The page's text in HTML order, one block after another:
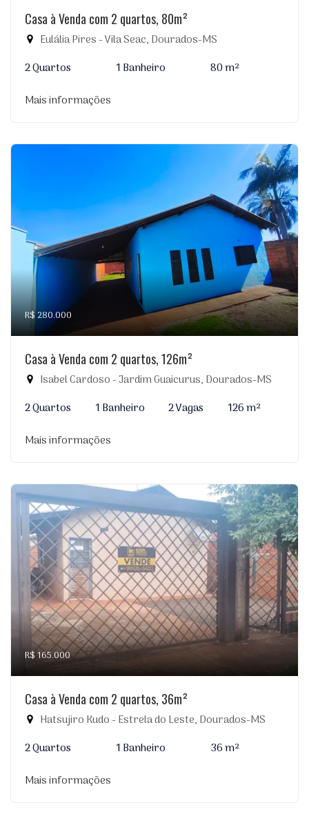
Casa à Venda com 2 quartos, 80m²
Eulália Pires - Vila Seac, Dourados-MS
2 Quartos
1 Banheiro
80 m²
Mais informações
R$ 280.000
Casa à Venda com 2 quartos, 126m²
Isabel Cardoso - Jardim Guaicurus, Dourados-MS
2 Quartos
1 Banheiro 2 Vagas
126 m²
Mais informações
R$ 165.000
Casa à Venda com 2 quartos, 36m²
Hatsujiro Kudo - Estrela do Leste, Dourados-MS
2 Quartos
1 Banheiro
36 m²
Mais informações